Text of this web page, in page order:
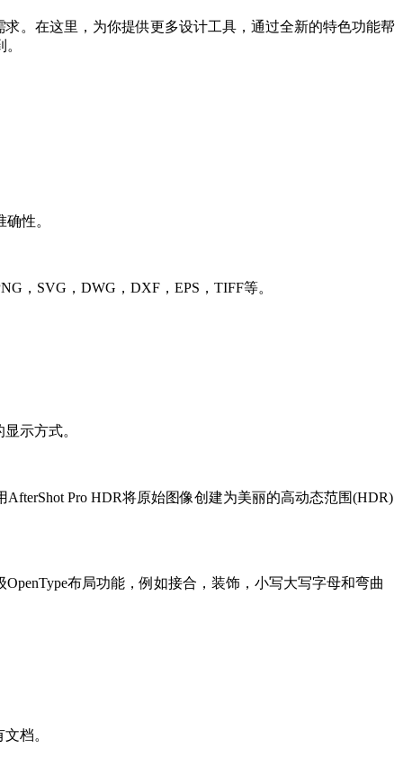
。在这里，为你提供更多设计工具，通过全新的特色功能帮
性。
，SVG，DWG，DXF，EPS，TIFF等。
示方式。
Pro HDR将原始图像创建为美丽的高动态范围(HDR)
布局功能，例如接合，装饰，小写大写字母和弯曲
档。